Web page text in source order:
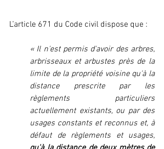
L’article 671 du Code civil dispose que :
« Il n'est permis d'avoir des arbres,
arbrisseaux et arbustes près de la
limite de la propriété voisine qu'à la
distance prescrite par les
règlements particuliers
actuellement existants, ou par des
usages constants et reconnus et, à